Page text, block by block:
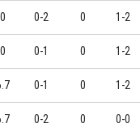
13
9
6
2
1
0-2 0 1-2
0-1 0 1-2
0-1 0 1-2
0-2 0 0-0